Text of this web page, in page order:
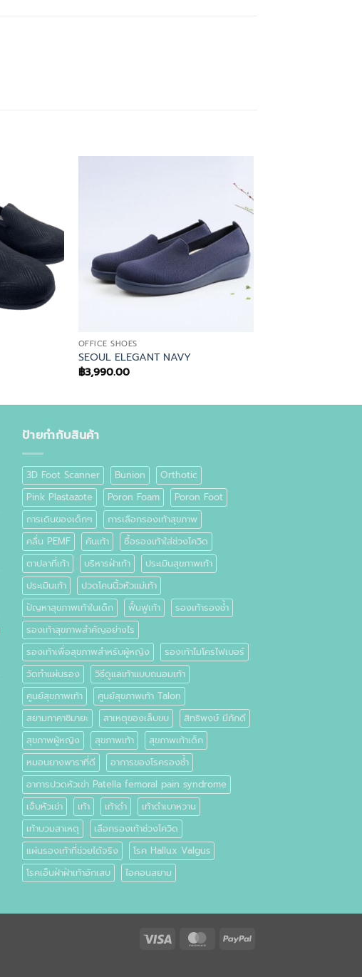
OFFICE SHOES
SEOUL ELEGANT NAVY
฿3,990.00
ป้ายกำกับสินค้า
3D Foot Scanner Bunion
Orthotic
Pink Plastazote
Poron Foam
Poron Foot
การเดินของเด็กๆ
การเลือกรองเท้าสุขภาพ
คลื่น PEMF
คันเท้า
ซื้อรองเท้าใส่ช่วงโควิด
ตาปลาที่เท้า
บริหารฝ่าเท้า
ประเมินสุขภาพเท้า
ประเมินเท้า
ปวดโคนนิ้วหัวแม่เท้า
ปัญหาสุขภาพเท้าในเด็ก
ฟื้นฟูเท้า
รองเท้ารองช้ำ
รองเท้าสุขภาพสำคัญอย่างไร
รองเท้าเพื่อสุขภาพสำหรับผู้หญิง
รองเท้าไมโครไฟเบอร์
วัดทำแผ่นรอง
วิธีดูแลเท้าแบบถนอมเท้า
ศูนย์สุขภาพเท้า
ศูนย์สุขภาพเท้า Talon
สยามทาคาชิมายะ
สาเหตุของเล็บขบ
สิทธิพงษ์ มีภักดี
สุขภาพผู้หญิง
สุขภาพเท้า
สุขภาพเท้าเด็ก
หมอนยางพาราที่ดี
อาการของโรครองช้ำ
อาการปวดหัวเข่า Patella femoral pain syndrome
เจ็บหัวเข่า
เท้า เท้าดำ
เท้าดำเบาหวาน
เท้าบวมสาเหตุ
เลือกรองเท้าช่วงโควิด
แผ่นรองเท้าที่ช่วยได้จริง
โรค Hallux Valgus
โรคเอ็นฝ่าฝ่าเท้าอักเสบ
ไอคอนสยาม
Visa MasterCardPayPal